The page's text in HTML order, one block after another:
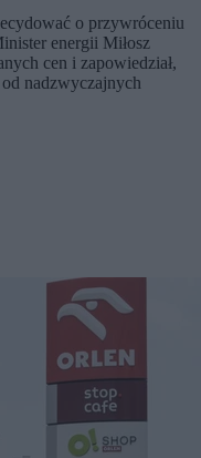
o przywróceniu
energii Miłosz
cen i zapowiedział,
nadzwyczajnych